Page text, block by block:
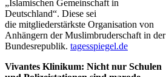
„Islamischen Gemeinschaft in
Deutschland“. Diese sei
die mitgliederstärkste Organisation von
Anhängern der Muslimbruderschaft in der
Bundesrepublik. tagesspiegel.de
Vivantes Klinikum: Nicht nur Schulen